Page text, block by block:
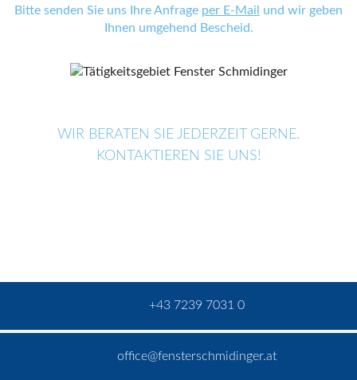
Bitte senden Sie uns Ihre Anfrage per E-Mail
und wir geben
Ihnen umgehend Bescheid.
WIR BERATEN SIE JEDERZEIT GERNE.
KONTAKTIEREN SIE UNS!
+43 7239 7031 0
office@fensterschmidinger.at